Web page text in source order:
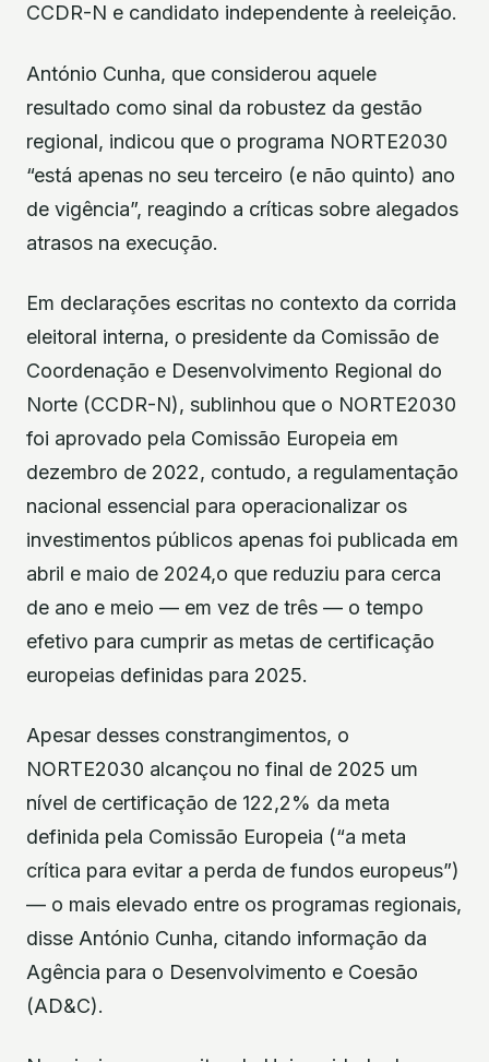
CCDR-N e candidato independente à reeleição.
António Cunha, que considerou aquele
resultado como sinal da robustez da gestão
regional, indicou que o programa NORTE2030
“está apenas no seu terceiro (e não quinto) ano
de vigência”, reagindo a críticas sobre alegados
atrasos na execução.
Em declarações escritas no contexto da corrida
eleitoral interna, o presidente da Comissão de
Coordenação e Desenvolvimento Regional do
Norte (CCDR-N), sublinhou que o NORTE2030
foi aprovado pela Comissão Europeia em
dezembro de 2022, contudo, a regulamentação
nacional essencial para operacionalizar os
investimentos públicos apenas foi publicada em
abril e maio de 2024,o que reduziu para cerca
de ano e meio — em vez de três — o tempo
efetivo para cumprir as metas de certificação
europeias definidas para 2025.
Apesar desses constrangimentos, o
NORTE2030 alcançou no final de 2025 um
nível de certificação de 122,2% da meta
definida pela Comissão Europeia (“a meta
crítica para evitar a perda de fundos europeus”)
— o mais elevado entre os programas regionais,
disse António Cunha, citando informação da
Agência para o Desenvolvimento e Coesão
(AD&C).